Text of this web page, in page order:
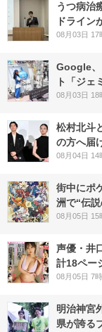
うつ病治
ドライン
08月03日 17
Google、
ト「ジェ
08月03日 18
松村北斗
の方へ届
08月04日 14
街中にポ
洲で“伝
08月05日 15
声優・井
計18ペー
08月05日 7
明治神宮
県が誇る